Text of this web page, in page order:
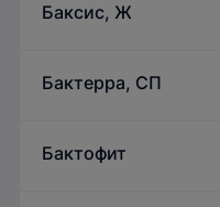
Баксис, Ж
Бактерра, СП
Бактофит